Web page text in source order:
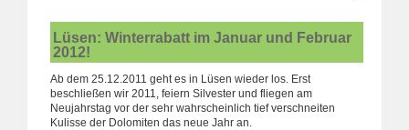
Lüsen: Winterrabatt im Januar und Februar
2012!
Ab dem 25.12.2011 geht es in Lüsen wieder los. Erst
beschließen wir 2011, feiern Silvester und fliegen am
Neujahrstag vor der sehr wahrscheinlich tief verschneiten
Kulisse der Dolomiten das neue Jahr an.